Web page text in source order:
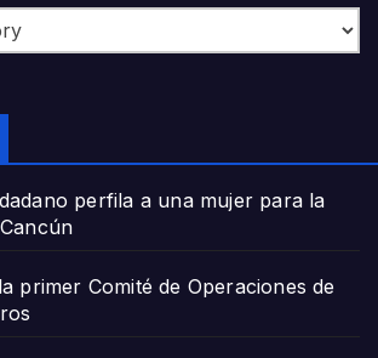
perfila a una mujer para la
primer Comité de Operaciones de